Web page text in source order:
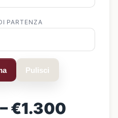
PARTENZA
Pulisci
€1.300